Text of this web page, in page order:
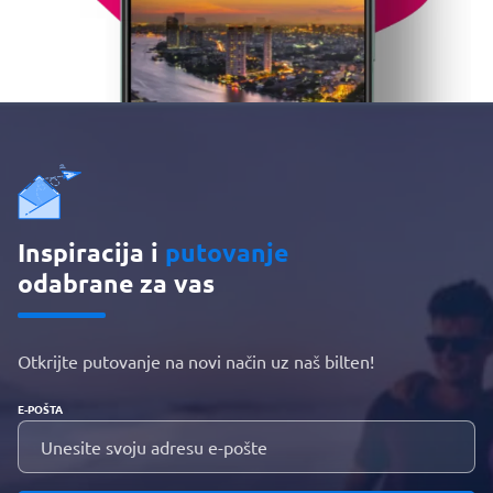
Inspiracija i putovanje
odabrane za vas
Otkrijte putovanje na novi način uz naš bilten!
E-POŠTA